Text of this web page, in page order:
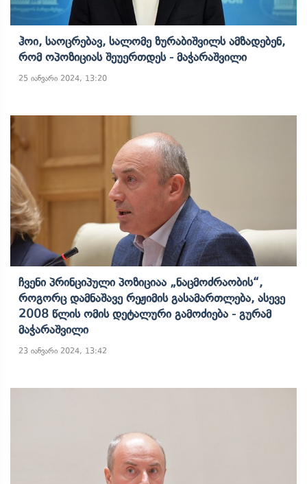
Ჰოი, Საოცრებავ, Სალომე Ზურაბიშვილს Ამზადებენ,
Რომ Ოპოზიციას Შეუერთდეს - Მაჭარაშვილი
25 იანვარი 2024, 13:20
Ჩვენი Პრინციპული Პოზიციაა „ნაცმოძრაობის“,
Როგორც Დამნაშავე Რეჟიმის Გასამართლება, Ასევე
2008 Წლის Ომის Დეტალური Გამოძიება - Გურამ
Მაჭარაშვილი
23 იანვარი 2024, 13:42